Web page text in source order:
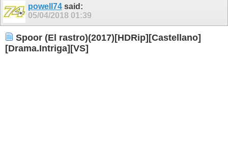
powell74 said:
05/04/2018 01:39
Spoor (El rastro)(2017)[HDRip][Castellano]
[Drama.Intriga][VS]